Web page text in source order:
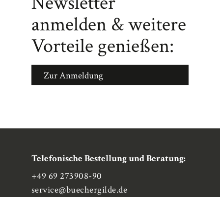
anmelden & weitere
Vorteile genießen:
Zur Anmeldung
Telefonische Bestellung und Beratung:
+49 69 273908-90
service@buechergilde.de